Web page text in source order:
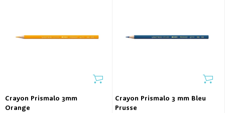
Crayon Prismalo 3mm
Orange
Crayon Prismalo 3 mm Bleu
Prusse